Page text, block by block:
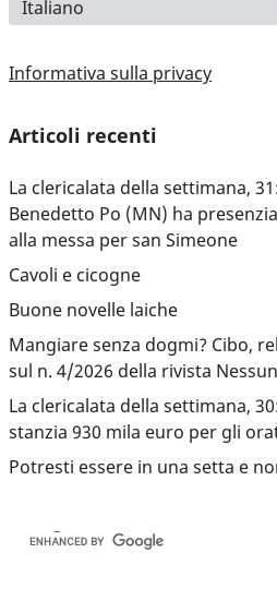
Informativa sulla privacy
Articoli recenti
La clericalata della settimana,
Benedetto Po (MN) ha
alla messa per san Simeone
Cavoli e cicogne
Buone novelle laiche
Mangiare senza dogmi? Cibo,
sul n. 4/2026 della rivista
La clericalata della settimana,
stanzia 930 mila euro per gli
Potresti essere in una setta e